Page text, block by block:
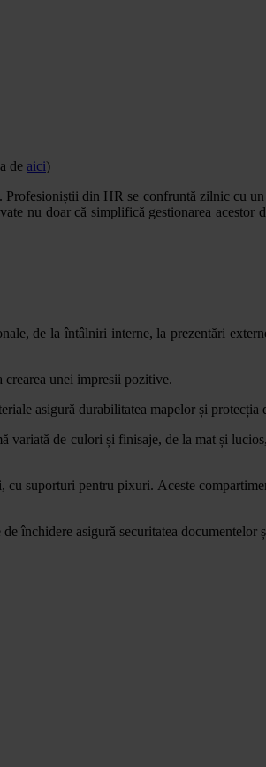
de aici)
din HR se confruntă zilnic cu
nu doar că simplifică gestionarea acestor
de la întâlniri interne, la prezentări
crearea unei impresii pozitive.
asigură durabilitatea mapelor și
de culori și finisaje, de la mat și
suporturi pentru pixuri. Aceste
închidere asigură securitatea documentelor